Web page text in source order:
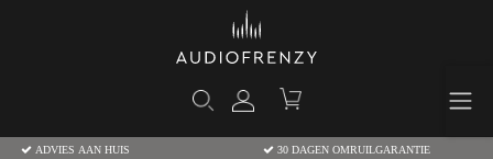
ADVIES AAN HUIS
30 DAGEN OMRUILGARANTIE